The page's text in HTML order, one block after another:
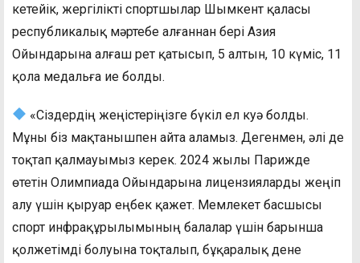
кетейік, жергілікті спортшылар Шымкент қаласы
республикалық мәртебе алғаннан бері Азия
Ойындарына алғаш рет қатысып, 5 алтын, 10 күміс, 11
қола медальға ие болды.
«Сіздердің жеңістеріңізге бүкіл ел куә болды.
Мұны біз мақтанышпен айта аламыз. Дегенмен, әлі де
тоқтап қалмауымыз керек. 2024 жылы Парижде
өтетін Олимпиада Ойындарына лицензияларды жеңіп
алу үшін қыруар еңбек қажет. Мемлекет басшысы
спорт инфрақұрылымының балалар үшін барынша
қолжетімді болуына тоқталып, бұқаралық дене